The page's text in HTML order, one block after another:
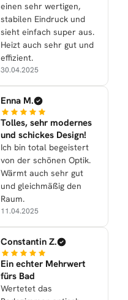
einen sehr wertigen,
stabilen Eindruck und
sieht einfach super aus.
Heizt auch sehr gut und
effizient.
30.04.2025
Enna M.
Tolles, sehr modernes
und schickes Design!
Ich bin total begeistert
von der schönen Optik.
Wärmt auch sehr gut
und gleichmäßig den
Raum.
11.04.2025
Constantin Z.
Ein echter Mehrwert
fürs Bad
Wertetet das